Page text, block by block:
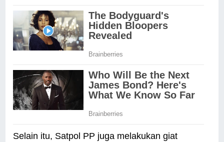
Selain itu, Satpol PP juga melakukan giat